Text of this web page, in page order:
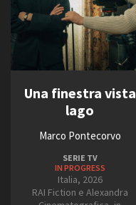
Una finestra vista
lago
Marco Pontecorvo
SERIE TV
IN PROGRESS
Italia, 2026
RAI Fiction e Alexandra